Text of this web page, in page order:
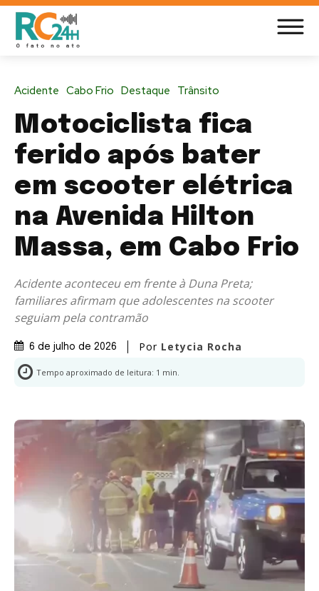
Acidente Cabo Frio Destaque Trânsito
Motociclista fica
ferido após bater
em scooter elétrica
na Avenida Hilton
Massa, em Cabo Frio
Acidente aconteceu em frente à Duna Preta;
familiares afirmam que adolescentes na scooter
seguiam pela contramão
6 de julho de 2026 Por Letycia Rocha
Tempo aproximado de leitura: 1 min.